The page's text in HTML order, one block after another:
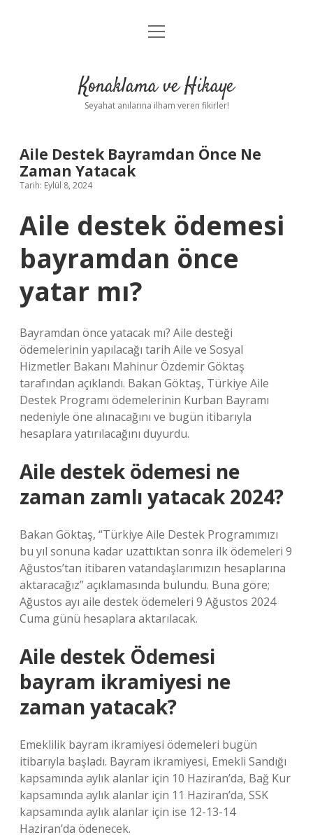
Anasayfa
Yasal Uyarı
menüyü
Konaklama ve Hikaye
Seyahat anılarına ilham veren fikirler!
Aile Destek Bayramdan Önce Ne
Zaman Yatacak
Tarih: Eylül 8, 2024
Aile destek ödemesi
bayramdan önce
yatar mı?
Bayramdan önce yatacak mı? Aile desteği
ödemelerinin yapılacağı tarih Aile ve Sosyal
Hizmetler Bakanı Mahinur Özdemir Göktaş
tarafından açıklandı. Bakan Göktaş, Türkiye Aile
Destek Programı ödemelerinin Kurban Bayramı
nedeniyle öne alınacağını ve bugün itibarıyla
hesaplara yatırılacağını duyurdu.
Aile destek ödemesi ne
zaman zamlı yatacak 2024?
Bakan Göktaş, “Türkiye Aile Destek Programımızı
bu yıl sonuna kadar uzattıktan sonra ilk ödemeleri 9
Ağustos’tan itibaren vatandaşlarımızın hesaplarına
aktaracağız” açıklamasında bulundu. Buna göre;
Ağustos ayı aile destek ödemeleri 9 Ağustos 2024
Cuma günü hesaplara aktarılacak.
Aile destek Ödemesi
bayram ikramiyesi ne
zaman yatacak?
Emeklilik bayram ikramiyesi ödemeleri bugün
itibarıyla başladı. Bayram ikramiyesi, Emekli Sandığı
kapsamında aylık alanlar için 10 Haziran’da, Bağ Kur
kapsamında aylık alanlar için 11 Haziran’da, SSK
kapsamında aylık alanlar için ise 12-13-14
Haziran’da ödenecek.